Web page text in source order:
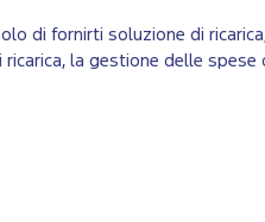
di fornirti soluzione di
ricarica, la gestione delle spese